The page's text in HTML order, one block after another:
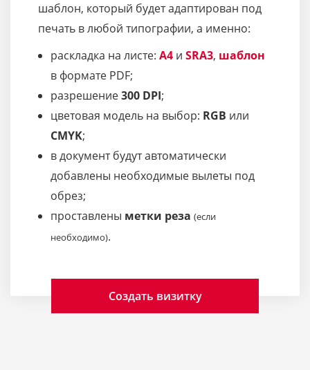
шаблон, который будет адаптирован под
печать в любой типографии, а именно:
раскладка на листе: A4 и SRA3, шаблон
в формате PDF;
разрешение300 DPI;
цветовая модель на выбор: RGB или
CMYK;
в документ будут автоматически
добавлены необходимые вылеты под
обрез;
проставлены метки реза (если
необходимо).
Создать визитку